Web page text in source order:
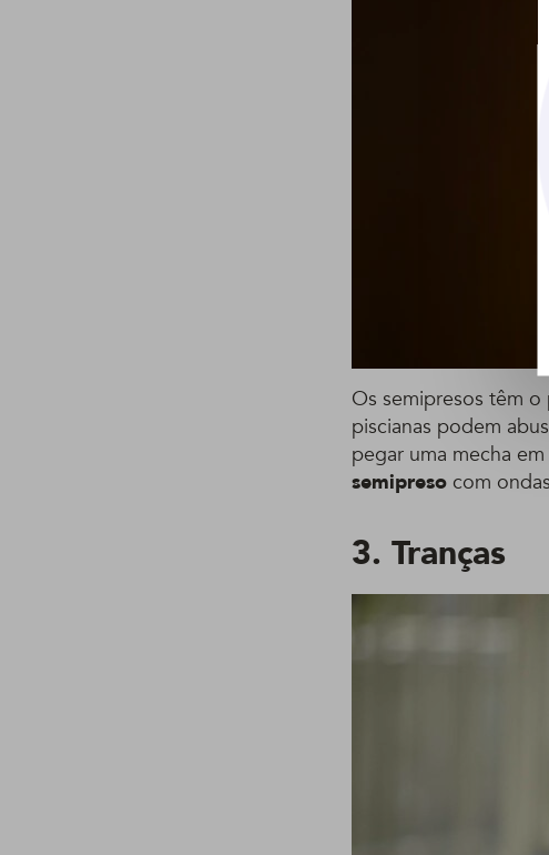
Os semipresos têm
piscianas podem
pegar uma mecha
semipreso com
3. Tranças